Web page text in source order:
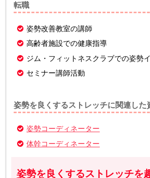
転職
姿勢改善教室の講師
高齢者施設での健康指導
ジム・フィットネスクラブでの姿勢
セミナー講師活動
姿勢を良くするストレッチに関連した
姿勢コーディネーター
体幹コーディネーター
姿勢を良くするストレッチを